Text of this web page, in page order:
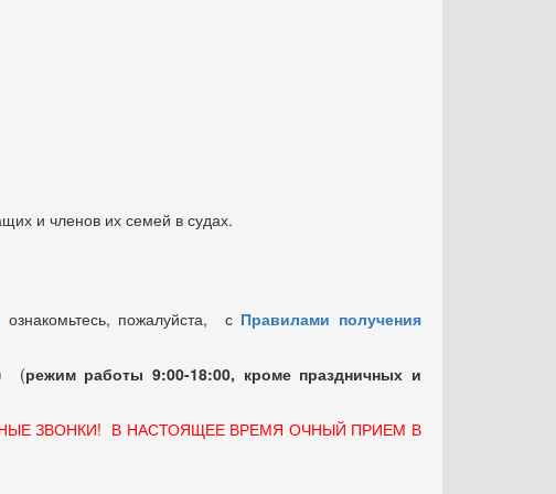
и членов их семей в судах.
ознакомьтесь, пожалуйста, с Правилами получения
(режим работы 9:00-18:00, кроме праздничных и
ЗВОНКИ! В НАСТОЯЩЕЕ ВРЕМЯ ОЧНЫЙ ПРИЕМ В